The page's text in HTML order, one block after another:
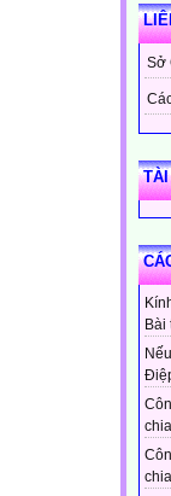
Sở
TÀI
Bài